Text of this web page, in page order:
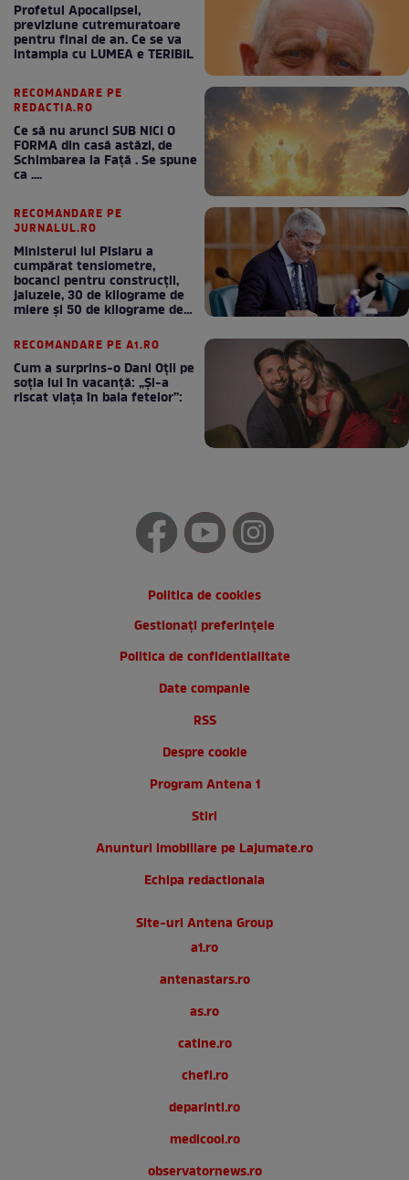
Profetul Apocalipsei,
previziune cutremuratoare
pentru final de an. Ce se va
intampla cu LUMEA e TERIBIL
RECOMANDARE PE
REDACTIA.RO
Ce să nu arunci SUB NICI O
FORMA din casă astăzi, de
Schimbarea la Față . Se spune
ca ....
RECOMANDARE PE
JURNALUL.RO
Ministerul lui Pîslaru a
cumpărat tensiometre,
bocanci pentru construcții,
jaluzele, 30 de kilograme de
miere și 50 de kilograme de
RECOMANDARE PE A1.RO
Cum a surprins-o Dani Oțil pe
soția lui în vacanță: „Și-a
riscat viața în baia fetelor”:
Politica de cookies
Gestionați preferințele
Politica de confidentialitate
Date companie
RSS
Despre cookie
Program Antena 1
Stiri
Anunturi imobiliare pe Lajumate.ro
Echipa redactionala
Site-uri Antena Group
a1.ro
antenastars.ro
as.ro
catine.ro
chefi.ro
deparinti.ro
medicool.ro
observatornews.ro